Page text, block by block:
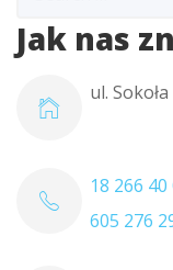
Jak nas
ul.
18 266 40
605 276